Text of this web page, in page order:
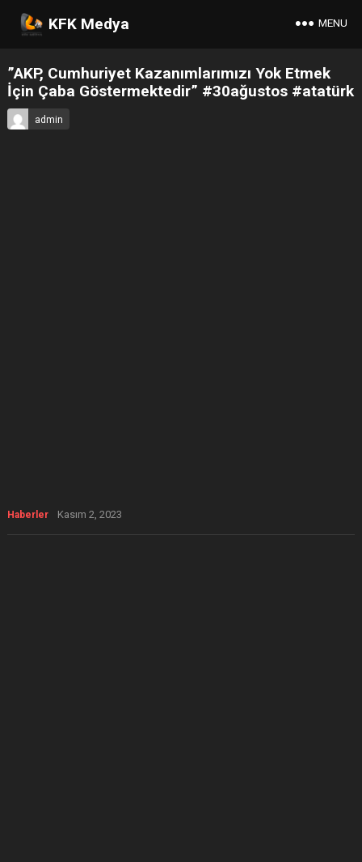
KFK Medya MENU
”AKP, Cumhuriyet Kazanımlarımızı Yok Etmek
İçin Çaba Göstermektedir” #30ağustos #atatürk
admin
Haberler Kasım 2, 2023